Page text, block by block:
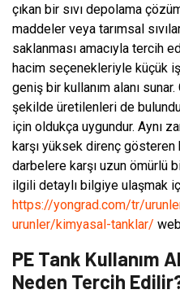
çıkan bir sıvı depolama
maddeler veya tarımsal
saklanması amacıyla tercih
hacim seçenekleriyle küçük
geniş bir kullanım alanı
şekilde üretilenleri de
için oldukça uygundur. Aynı
karşı yüksek direnç gösteren
darbelere karşı uzun ömürlü
ilgili detaylı bilgiye ulaşmak
https://yongrad.com/tr/
urunler/kimyasal-tanklar/
PE Tank Kullanım
Neden Tercih